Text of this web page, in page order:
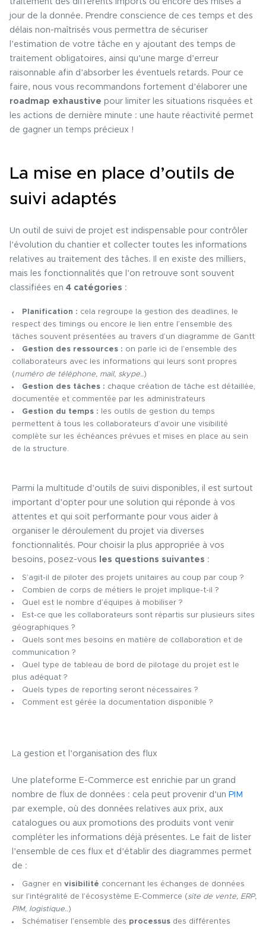
jour de la donnée. Prendre conscience de ces temps et des
délais non-maîtrisés vous permettra de sécuriser
l’estimation de votre tâche en y ajoutant des temps de
traitement obligatoires, ainsi qu’une marge d’erreur
raisonnable afin d’absorber les éventuels retards. Pour ce
faire, nous vous recommandons fortement d’élaborer une
roadmap exhaustive pour limiter les situations risquées et
les actions de dernière minute : une haute réactivité permet
de gagner un temps précieux !
La mise en place d’outils de
suivi adaptés
Un outil de suivi de projet est indispensable pour contrôler
l’évolution du chantier et collecter toutes les informations
relatives au traitement des tâches. Il en existe des milliers,
mais les fonctionnalités que l’on retrouve sont souvent
classifiées en 4 catégories :
Planification : cela regroupe la gestion des deadlines, le
respect des timings ou encore le lien entre l’ensemble des
tâches souvent présentées au travers d’un diagramme de Gantt
Gestion des ressources : on parle ici de l’ensemble des
collaborateurs avec les informations qui leurs sont propres
(numéro de téléphone, mail, skype..)
Gestion des tâches : chaque création de tâche est détaillée,
documentée et commentée par les administrateurs
Gestion du temps : les outils de gestion du temps
permettent à tous les collaborateurs d’avoir une visibilité
complète sur les échéances prévues et mises en place au sein
de la structure.
Parmi la multitude d’outils de suivi disponibles, il est surtout
important d’opter pour une solution qui réponde à vos
attentes et qui soit performante pour vous aider à
organiser le déroulement du projet via diverses
fonctionnalités. Pour choisir la plus appropriée à vos
besoins, posez-vous
les questions suivantes :
S’agit-il de piloter des projets unitaires au coup par coup ?
Combien de corps de métiers le projet implique-t-il ?
Quel est le nombre d’équipes à mobiliser ?
Est-ce que les collaborateurs sont répartis sur plusieurs sites
géographiques ?
Quels sont mes besoins en matière de collaboration et de
communication ?
Quel type de tableau de bord de pilotage du projet est le
plus adéquat ?
Quels types de reporting seront nécessaires ?
Comment est gérée la documentation disponible ?
La gestion et l’organisation des flux
Une plateforme E-Commerce est enrichie par un grand
nombre de flux de données : cela peut provenir d’un PIM
par exemple, où des données relatives aux prix, aux
catalogues ou aux promotions des produits vont venir
compléter les informations déjà présentes. Le fait de lister
l’ensemble de ces flux et d’établir des diagrammes permet
de :
Gagner en visibilité concernant les échanges de données
sur l’intégralité de l’écosystème E-Commerce (site de vente, ERP,
PIM, logistique.. )
Schématiser l’ensemble des processusdes différentes